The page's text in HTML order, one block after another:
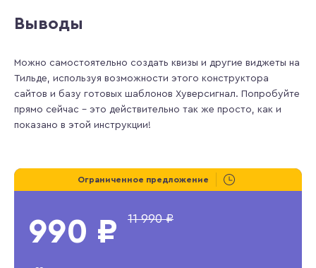
Выводы
Можно самостоятельно создать квизы и другие виджеты на
Тильде, используя возможности этого конструктора
сайтов и базу готовых шаблонов Хуверсигнал. Попробуйте
прямо сейчас – это действительно так же просто, как и
показано в этой инструкции!
Ограниченное предложение
990 ₽ 11 990 ₽